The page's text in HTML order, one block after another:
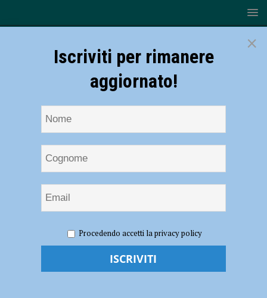
podi per il VO2 Team Pink a Formigine e Villafranca
Tris di podi per il VO2 Team Pink a
×
Iscriviti per rimanere
aggiornato!
Procedendo accetti la privacy policy